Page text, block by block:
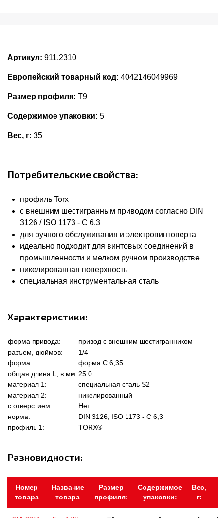
Артикул: 911.2310
Европейский товарный код: 4042146049969
Размер профиля: T9
Содержимое упаковки: 5
Вес, г: 35
Потребительские свойства:
профиль Torx
с внешним шестигранным приводом согласно DIN
3126 / ISO 1173 - C 6,3
для ручного обслуживания и электровинтоверта
идеально подходит для винтовых соединений в
промышленности и мелком ручном производстве
никелированная поверхность
специальная инструментальная сталь
Характеристики:
форма привода:
привод с внешним шестигранником
разъем, дюймов:
1/4
форма:
форма C 6,35
общая длина L, в мм: 25.0
материал 1:
специальная сталь S2
материал 2:
никелированный
с отверстием:
Нет
норма:
DIN 3126, ISO 1173 - C 6,3
профиль 1:
TORX®
Разновидности:
Номер
товара
Название
товара
Размер
профиля:
Содержимое
упаковки:
Вес,
г: